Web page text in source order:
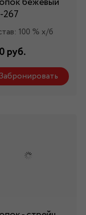
100 % х/б
руб.